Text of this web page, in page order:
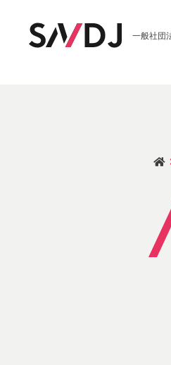
一般社団